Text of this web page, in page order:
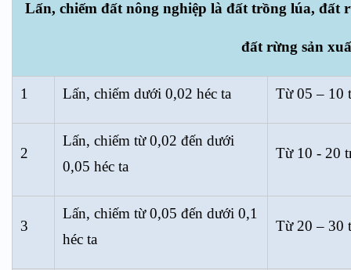
Lấn, chiếm đất nông nghiệp là đất trồng lúa, đất
đất rừng sản
1 Lấn, chiếm dưới 0,02 héc ta Từ 05 – 10
2
Lấn, chiếm từ 0,02 đến dưới
0,05 héc ta
Từ 10 - 20
3
Lấn, chiếm từ 0,05 đến dưới 0,1
héc ta
Từ 20 – 30